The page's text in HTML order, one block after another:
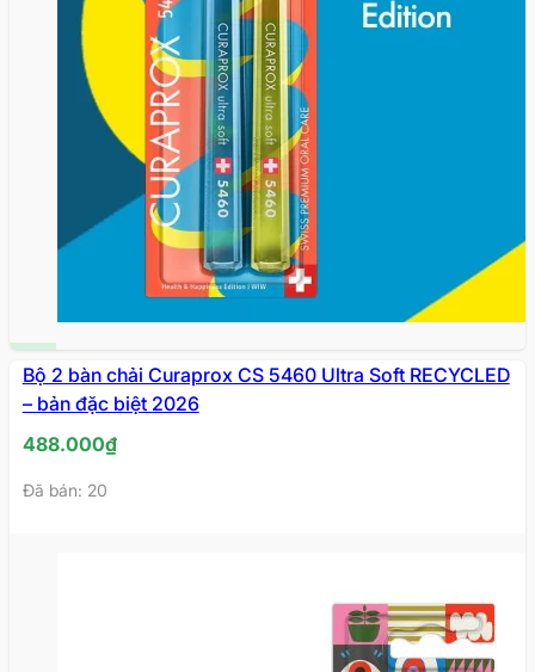
MỚI
Bộ 2 bàn chải Curaprox CS 5460 Ultra Soft RECYCLED
– bản đặc biệt 2026
488.000₫
Đã bán: 20